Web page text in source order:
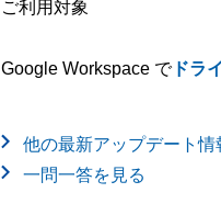
ご利用対象
Google Workspace でドラ
他の最新アップデート情
一問一答を見る